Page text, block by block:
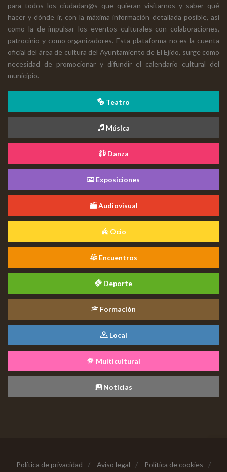
para todos los ciudadan@s que quieran visitarnos y saber qué
hacer y dónde ir, con la máxima información detallada posible, así
como la de impulsar los eventos culturales con colaboraciones,
patrocinio y como organizadores. Esta plataforma no es la cuenta
oficial del área de cultura del Ayuntamiento de El Ejido, surge como
necesidad de promocionar y difundir el calendario cultural del
municipio.
Teatro
Música
Danza
Exposiciones
Audiovisual
Ocio
Encuentros
Deporte
Formación
Local
Multicultural
Noticias
Política de privacidad / Aviso legal / Política de cookies /